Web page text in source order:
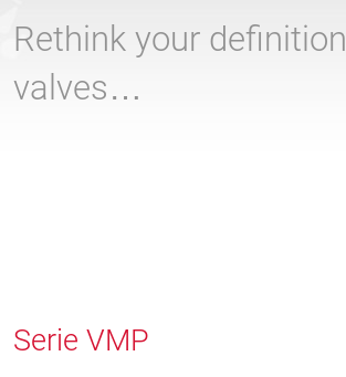
Rethink your
valves…
Serie VMP